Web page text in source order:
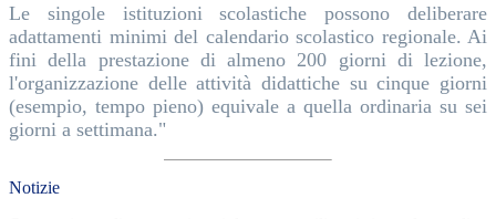
Le singole istituzioni scolastiche possono deliberare
adattamenti minimi del calendario scolastico regionale. Ai
fini della prestazione di almeno 200 giorni di lezione,
l'organizzazione delle attività didattiche su cinque giorni
(esempio, tempo pieno) equivale a quella ordinaria su sei
giorni a settimana."
Notizie